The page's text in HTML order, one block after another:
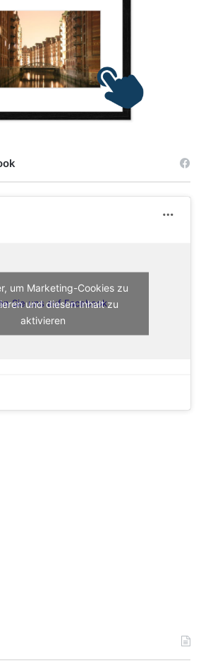
Sie uns auf Facebook
um Marketing-Cookies zu
und diesen Inhalt zu
aktivieren